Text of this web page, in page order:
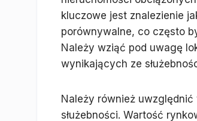
kluczowe jest znalezienie
porównywalne, co często
Należy wziąć pod uwagę
wynikających ze
Należy również
służebności. Wartość